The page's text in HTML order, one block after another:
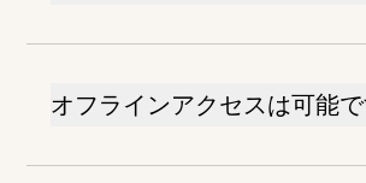
オフラインアクセスは可能で